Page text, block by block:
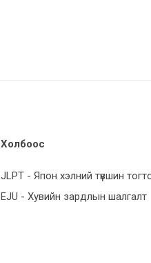
Холбоос
JLPT - Япон хэлний түвшин
EJU - Хувийн зардлын шалгалт